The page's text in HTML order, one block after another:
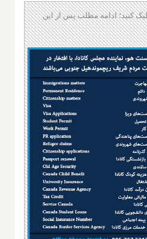
کنید؛ ادامه مطلب پس از این